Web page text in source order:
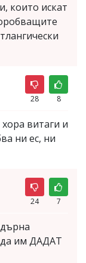
които искат
28 8
витаги и
ни ес, ни
24 7
да им ДАДАТ